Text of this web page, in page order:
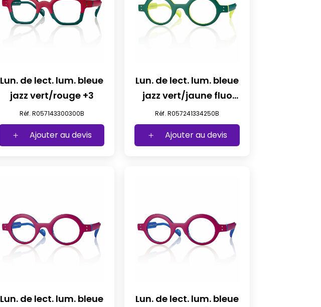
Lun. de lect. lum. bleue
jazz vert/rouge +3
Réf. R057143300300B
Ajouter au devis
Lun. de lect. lum. bleue
jazz vert/jaune fluo
+2,50
Réf. R057241334250B
Ajouter au devis
Lun. de lect. lum. bleue
Lun. de lect. lum. bleue